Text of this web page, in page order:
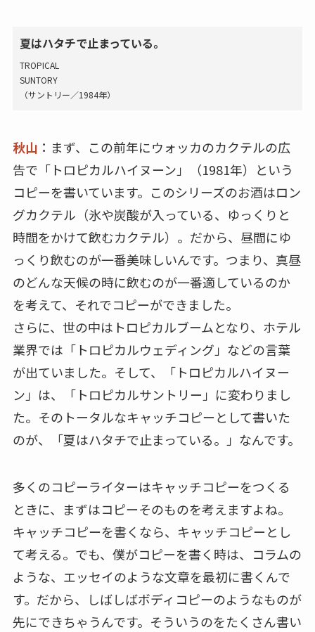
夏はハタチで止まっている。
TROPICAL
SUNTORY
（サントリー／1984年）
秋山 ：まず、この前年にウォッカのカクテルの広
告で「トロピカルハイヌーン」（1981年）という
コピーを書いています。このシリーズのお酒はロン
グカクテル（氷や炭酸が入っている、ゆっくりと
時間をかけて飲むカクテル）。だから、昼間にゆ
っくり飲むのが一番美味しいんです。つまり、真昼
のどんな天候の時に飲むのが一番適しているのか
を考えて、それでコピーができました。
さらに、世の中はトロピカルブームとなり、ホテル
業界では「トロピカルウェディング」などの言葉
が出ていました。そして、「トロピカルハイヌー
ン」は、「トロピカルサントリー」に変わりまし
た。そのトータルなキャッチコピーとして書いた
のが、「夏はハタチで止まっている。」なんです。
多くのコピーライターはキャッチコピーをつくる
ときに、まずはコピーそのものを考えますよね。
キャッチコピーを書くなら、キャッチコピーとし
て考える。でも、僕がコピーを書く時は、コラムの
ような、エッセイのような文章を最初に書くんで
す。だから、しばしばボディコピーのようなものが
先にできちゃうんです。そういうのをたくさん書い